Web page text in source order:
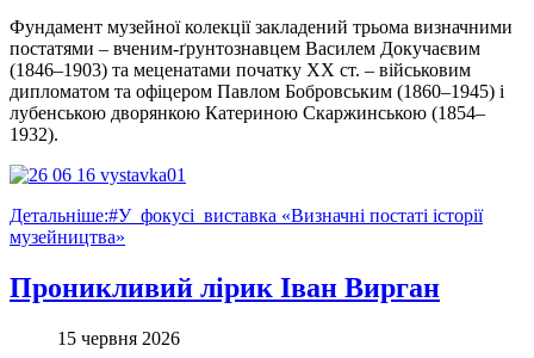
Фундамент музейної колекції закладений трьома визначними
постатями – вченим-ґрунтознавцем Василем Докучаєвим
(1846–1903) та меценатами початку ХХ ст. – військовим
дипломатом та офіцером Павлом Бобровським (1860–1945) і
лубенською дворянкою Катериною Скаржинською (1854–
1932).
Детальніше:#У_фокусі_виставка «Визначні постаті історії
музейництва»
Проникливий лірик Іван Вирган
15 червня 2026